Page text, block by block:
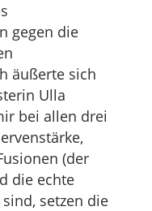
gegen die
äußerte sich
Ulla
bei allen drei
(der
die echte
setzen die